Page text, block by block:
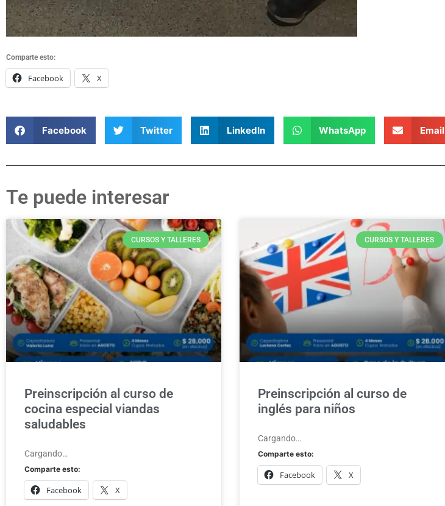
Comparte esto:
Facebook X
Facebook Twitter LinkedIn WhatsApp Email
Te puede interesar
CURSOS Y TALLERES
Preinscripción al curso de
cocina especial viandas
saludables
Cargando…
Comparte esto:
Facebook X
CURSOS Y TALLERES
Preinscripción al curso de
inglés para niños
Cargando…
Comparte esto:
Facebook X